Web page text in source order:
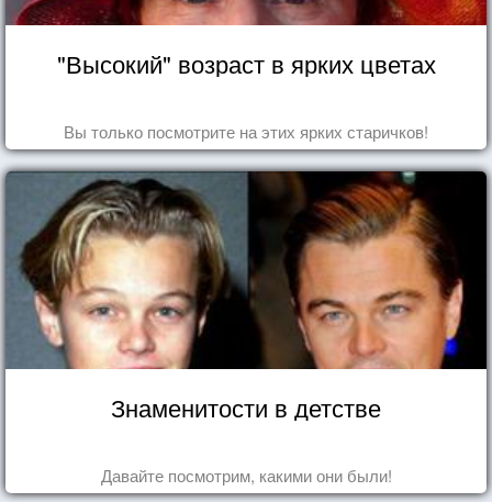
"Высокий" возраст в ярких цветах
Вы только посмотрите на этих ярких старичков!
Знаменитости в детстве
Давайте посмотрим, какими они были!